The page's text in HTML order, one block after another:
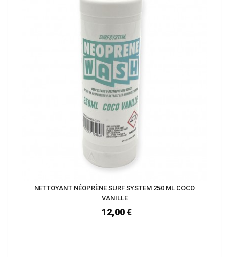
NETTOYANT NÉOPRÈNE SURF SYSTEM 250 ML COCO
VANILLE
12,00 €